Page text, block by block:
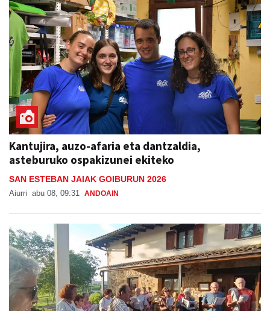
Kantujira, auzo-afaria eta dantzaldia,
asteburuko ospakizunei ekiteko
SAN ESTEBAN JAIAK GOIBURUN 2026
Aiurri abu 08, 09:31 ANDOAIN